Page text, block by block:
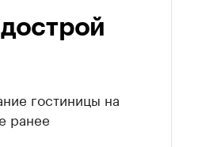
гостиницы на
ранее